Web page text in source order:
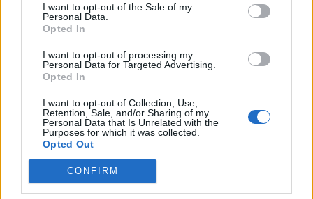
I want to opt-out of the Sale of my
Personal Data.
Opted In
I want to opt-out of processing my
Personal Data for Targeted Advertising.
Opted In
I want to opt-out of Collection, Use,
Retention, Sale, and/or Sharing of my
Personal Data that Is Unrelated with the
Purposes for which it was collected.
Opted Out
CONFIRM
NERVIANO
Nerviano, il presidente della
Commissione Sanità della
Lombardia in visita alla NMS